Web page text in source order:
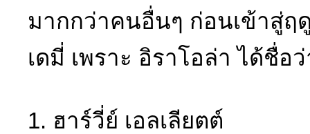
มากกว่าคนอื่นๆ ก่อนเข้าสู่ฤ
เดมี่ เพราะ อิราโอล่า ได้ชื่
1. ฮาร์วี่ย์ เอลเลียตต์